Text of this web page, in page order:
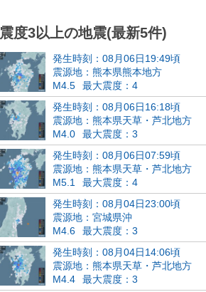
震度3以上の地震(最新5件)
発生時刻：08月06日19:49頃
震源地：熊本県熊本地方
M4.5
最大震度：4
発生時刻：08月06日16:18頃
震源地：熊本県天草・芦北地方
M4.0
最大震度：3
発生時刻：08月06日07:59頃
震源地：熊本県天草・芦北地方
M5.1
最大震度：4
発生時刻：08月04日23:00頃
震源地：宮城県沖
M4.6
最大震度：3
発生時刻：08月04日14:06頃
震源地：熊本県天草・芦北地方
M4.4
最大震度：3